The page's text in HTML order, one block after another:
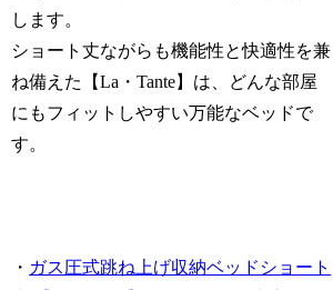
します。
ショート丈ながらも機能性と快適性を兼
ね備えた【La・Tante】は、どんな部屋
にもフィットしやすい万能なベッドで
す。
・ ガス圧式跳ね上げ収納ベッドショート